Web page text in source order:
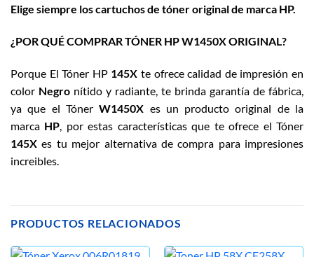
Elige siempre los cartuchos de tóner original de marca HP.
¿POR QUÉ COMPRAR TÓNER HP W1450X ORIGINAL?
Porque El Tóner HP 145Xte ofrece calidad de impresión en
color Negro nítido y radiante, te brinda garantía de fábrica,
ya que el TónerW1450X es un producto original de la
marca HP , por estas características que te ofrece el Tóner
145Xes tu mejor alternativa de compra para impresiones
increibles.
PRODUCTOS RELACIONADOS